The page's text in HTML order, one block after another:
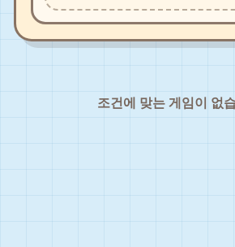
조건에 맞는 게임이 없